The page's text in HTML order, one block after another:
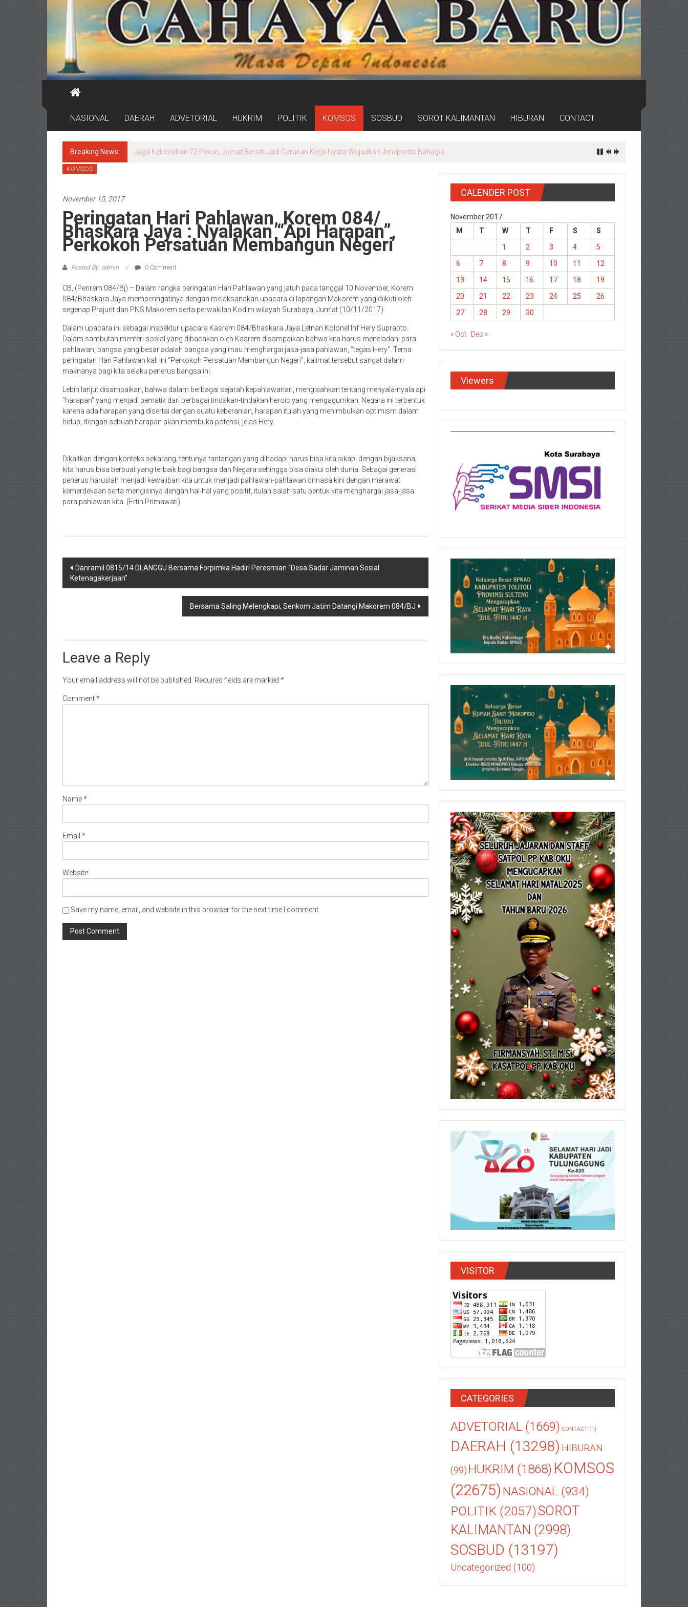
NASIONAL DAERAH ADVETORIAL HUKRIM POLITIK KOMSOS SOSBUD SOROT KALIMANTAN HIBURAN CONTACT
Breaking News: Wali Kota Eri Cek Lagi RSUD Soewandhie, Pelayanan IGD hingga Farmasi Mulai Berbenah
KOMSOS
November 10, 2017
Peringatan Hari Pahlawan, Korem 084/
Bhaskara Jaya : Nyalakan “Api Harapan”,
Perkokoh Persatuan Membangun Negeri
Posted By: admin 0 Comment
CB, (Penrem 084/Bj) – Dalam rangka peringatan Hari Pahlawan yang jatuh pada tanggal 10 November, Korem
084/Bhaskara Jaya memperingatinya dengan melaksanakan upacara di lapangan Makorem yang diikuti oleh
segenap Prajurit dan PNS Makorem serta perwakilan Kodim wilayah Surabaya, Jum’at (10/11/2017).
Dalam upacara ini sebagai inspektur upacara Kasrem 084/Bhaskara Jaya Letnan Kolonel Inf Hery Suprapto.
Dalam sambutan menteri sosial yang dibacakan oleh Kasrem disampaikan bahwa kita harus meneladani para
pahlawan, bangsa yang besar adalah bangsa yang mau menghargai jasa-jasa pahlawan, “tegas Hery”. Tema
peringatan Hari Pahlawan kali ini “Perkokoh Persatuan Membangun Negeri”, kalimat tersebut sangat dalam
maknanya bagi kita selaku penerus bangsa ini.
Lebih lanjut disampaikan, bahwa dalam berbagai sejarah kepahlawanan, mengisahkan tentang menyala-nyala api
“harapan” yang menjadi pematik dari berbagai tindakan-tindakan heroic yang mengagumkan. Negara ini terbentuk
karena ada harapan yang disertai dengan suatu keberanian, harapan itulah yang menimbulkan optimism dalam
hidup, dengan sebuah harapan akan membuka potensi, jelas Hery.
Dikaitkan dengan konteks sekarang, tentunya tantangan yang dihadapi harus bisa kita sikapi dengan bijaksana,
kita harus bisa berbuat yang terbaik bagi bangsa dan Negara sehingga bisa diakui oleh dunia. Sebagai generasi
penerus haruslah menjadi kewajiban kita untuk menjadi pahlawan-pahlawan dimasa kini dengan merawat
kemerdekaan serta mengisinya dengan hal-hal yang positif, itulah salah satu bentuk kita menghargai jasa-jasa
para pahlawan kita. (Ertin Primawati)
Post
navigation
Danramil 0815/14 DLANGGU Bersama Forpimka Hadiri Peresmian “Desa Sadar Jaminan Sosial
Ketenagakerjaan”
Bersama Saling Melengkapi, Senkom Jatim Datangi Makorem 084/BJ
Leave a Reply
Your email address will not be published. Required fields are marked *
Comment*
Name*
Email *
Website
Save my name, email, and website in this browser for the next time I comment.
CALENDER POST
November 2017
M
T W T F S
S
1
2 3 4
5
6
7 8 9 10 11
12
13
14 15 16 17 18
19
20
21 22 23 24 25
26
27
28 29 30
« Oct Dec »
Viewers
VISITOR
CATEGORIES
ADVETORIAL (1669) CONTACT (1)
DAERAH (13298) HIBURAN
(99) HUKRIM (1868) KOMSOS
(22675) NASIONAL (934)
POLITIK (2057)SOROT
KALIMANTAN (2998)
SOSBUD (13197)
Uncategorized (100)